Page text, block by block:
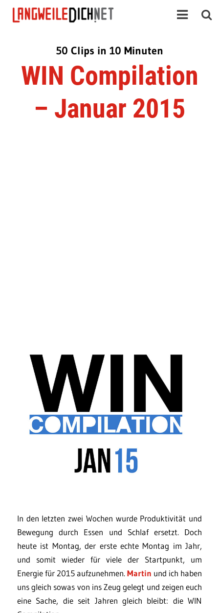
50 Clips in 10 Minuten
WIN Compilation
– Januar 2015
In den letzten zwei Wochen wurde Produktivität und
Bewegung durch Essen und Schlaf ersetzt. Doch
heute ist Montag, der erste echte Montag im Jahr,
und somit wieder für viele der Startpunkt, um
Energie für 2015 aufzunehmen.Martin und ich haben
uns gleich sowas von ins Zeug gelegt und zeigen euch
eine Sache, die seit Jahren gleich bleibt: die WIN